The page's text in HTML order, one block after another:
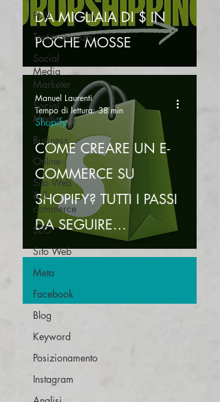
PUV
Testimonianza
Social
Media
Marketer
Social
Media
Business
Online
Sito Web
& E-
commerce
SEO
Sito Web
Meta
Facebook
Blog
Keyword
Posizionamento
Instagram
DA MIGLIAIA DI $ IN
POCHE MOSSE
COME CREARE UN E-
COMMERCE SU
SHOPIFY? TUTTI I PASSI
DA SEGUIRE
DALL'INIZIO ALLA FINE
Shopify
Manuel Laurenti
Tempo di lettura: 38 min